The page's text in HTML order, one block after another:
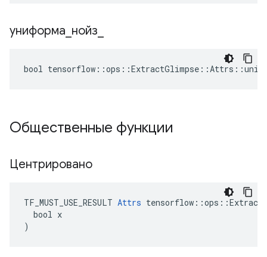
униформа нойз
bool
Общественные функции
Центрировано
TF_MUST_USE_RESULT Attrs
  bool x
)